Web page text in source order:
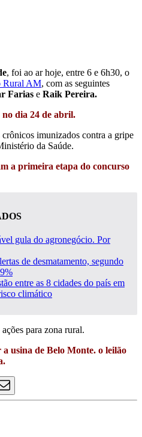
, foi ao ar hoje, entre 6 e 6h30, o
Rural AM, com as seguintes
Farias e Raik Pereira.
dia 24 de abril.
imunizados contra a gripe
da Saúde.
a primeira etapa do concurso
gula do agronegócio. Por
de desmatamento, segundo
entre as 8 cidades do país em
climático
para zona rural.
usina de Belo Monte. o leilão